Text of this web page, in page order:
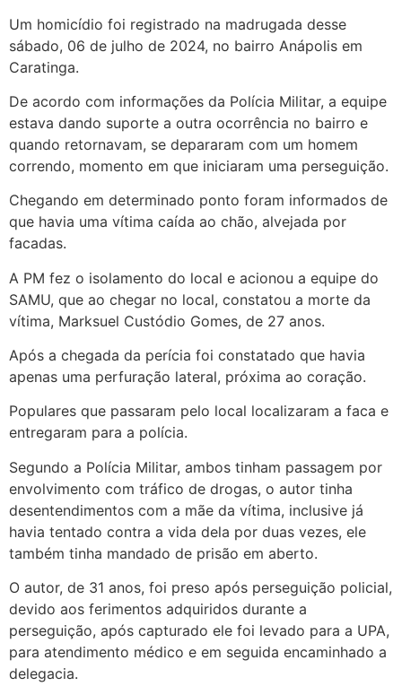
Um homicídio foi registrado na madrugada desse
sábado, 06 de julho de 2024, no bairro Anápolis em
Caratinga.
De acordo com informações da Polícia Militar, a equipe
estava dando suporte a outra ocorrência no bairro e
quando retornavam, se depararam com um homem
correndo, momento em que iniciaram uma perseguição.
Chegando em determinado ponto foram informados de
que havia uma vítima caída ao chão, alvejada por
facadas.
A PM fez o isolamento do local e acionou a equipe do
SAMU, que ao chegar no local, constatou a morte da
vítima, Marksuel Custódio Gomes, de 27 anos.
Após a chegada da perícia foi constatado que havia
apenas uma perfuração lateral, próxima ao coração.
Populares que passaram pelo local localizaram a faca e
entregaram para a polícia.
Segundo a Polícia Militar, ambos tinham passagem por
envolvimento com tráfico de drogas, o autor tinha
desentendimentos com a mãe da vítima, inclusive já
havia tentado contra a vida dela por duas vezes, ele
também tinha mandado de prisão em aberto.
O autor, de 31 anos, foi preso após perseguição policial,
devido aos ferimentos adquiridos durante a
perseguição, após capturado ele foi levado para a UPA,
para atendimento médico e em seguida encaminhado a
delegacia.